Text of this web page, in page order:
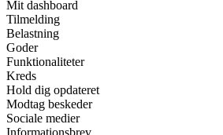
Mit dashboard
Tilmelding
Belastning
Goder
Funktionaliteter
Kreds
Hold dig opdateret
Modtag beskeder
Sociale medier
Informationsbrev